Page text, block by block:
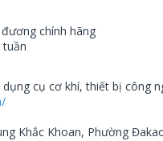
chính hãng
tuần
dụng cụ cơ khí, thiết bị công
Khắc Khoan, Phường